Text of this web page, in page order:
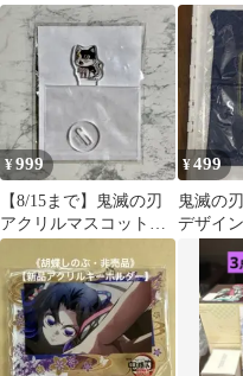
ルTシャツ
門炭治郎
¥999
【8/15まで】鬼滅の刃
アクリルマスコット
茶々丸
¥499
鬼滅の
デザイ